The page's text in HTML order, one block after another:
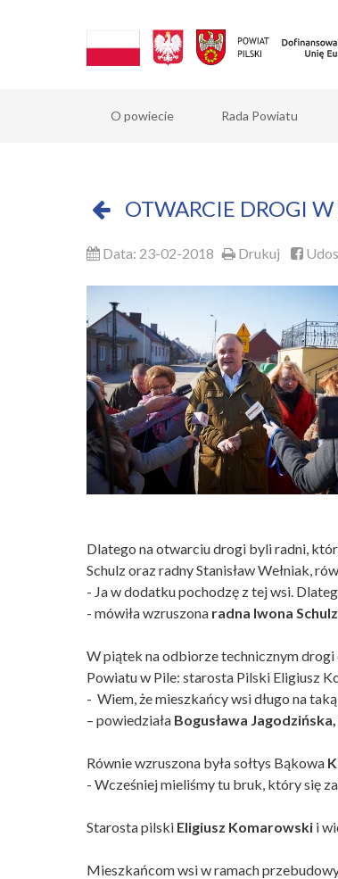
O powiecie Rada Powiatu
OTWARCIE DROGI
Data: 23-02-2018 Drukuj
Dlatego na otwarciu drogi byli radni,
Schulz oraz radny Stanisław Wełniak,
- Ja w dodatku pochodzę z tej wsi.
- mówiła wzruszona radna Iwona
W piątek na odbiorze technicznym
Powiatu w Pile: starosta Pilski Eligiusz
- Wiem, że mieszkańcy wsi długo na
– powiedziała Bogusława
Równie wzruszona była sołtys Bąkowa
- Wcześniej mieliśmy tu bruk, który się
Starosta pilski Eligiusz Komarowski i
Mieszkańcom wsi w ramach